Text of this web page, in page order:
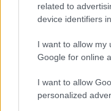
related to
device identifiers
I want to allow my
Google for online
I want to allow
personalized
ÚTMUTATÓ IGE;
http://